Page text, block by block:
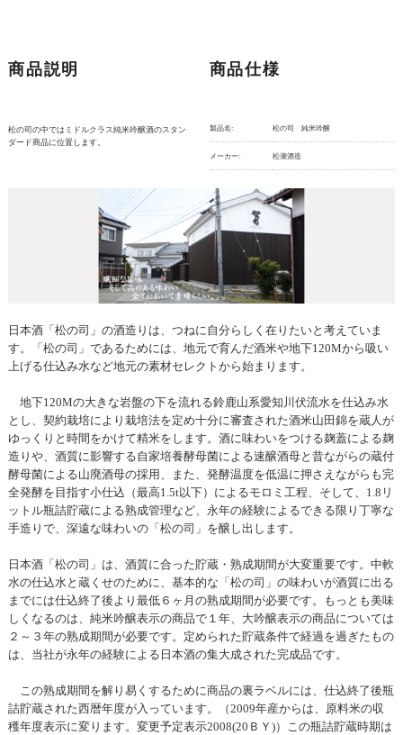
商品説明
松の司の中ではミドルクラス純米吟醸酒のスタン
ダード商品に位置します。
商品仕様
製品名: 松の司 純米吟醸
メーカー: 松瀬酒造
日本酒「松の司」の酒造りは、つねに自分らしく在りたいと考えていま
す。「松の司」であるためには、地元で育んだ酒米や地下120Mから吸い
上げる仕込み水など地元の素材セレクトから始まります。
地下120Mの大きな岩盤の下を流れる鈴鹿山系愛知川伏流水を仕込み水
とし、契約栽培により栽培法を定め十分に審査された酒米山田錦を蔵人が
ゆっくりと時間をかけて精米をします。酒に味わいをつける麹蓋による麹
造りや、酒質に影響する自家培養酵母菌による速醸酒母と昔ながらの蔵付
酵母菌による山廃酒母の採用、また、発酵温度を低温に押さえながらも完
全発酵を目指す小仕込（最高1.5t以下）によるモロミ工程、そして、1.8リ
ットル瓶詰貯蔵による熟成管理など、永年の経験によるできる限り丁寧な
手造りで、深遠な味わいの「松の司」を醸し出します。
日本酒「松の司」は、酒質に合った貯蔵・熟成期間が大変重要です。中軟
水の仕込水と蔵くせのために、基本的な「松の司」の味わいが酒質に出る
までには仕込終了後より最低６ヶ月の熟成期間が必要です。もっとも美味
しくなるのは、純米吟醸表示の商品で１年、大吟醸表示の商品については
２～３年の熟成期間が必要です。定められた貯蔵条件で経過を過ぎたもの
は、当社が永年の経験による日本酒の集大成された完成品です。
この熟成期間を解り易くするために商品の裏ラベルには、仕込終了後瓶
詰貯蔵された西暦年度が入っています。（2009年産からは、原料米の収
穫年度表示に変ります。変更予定表示2008(20ＢＹ)）この瓶詰貯蔵時期は